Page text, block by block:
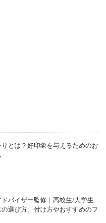
とは？好印象を与えるためのお
バイザー監修｜高校生/大学生
選び方。付け方やおすすめのフ